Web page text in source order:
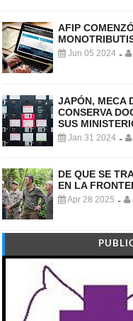
AFIP
Jun 05 2024 -
JAPÓN, MECA
CONSERVA
SUS
Jan 31 2024 -
DE QUE SE
EN LA
Apr 28 2025 -